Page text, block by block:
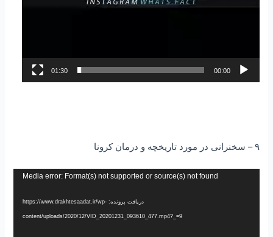
00:00
01:30
۹ – سخنرانی در مورد تاریخچه و درمان کرونا
Media error: Format(s) not supported or source(s) not found
دریافت پرونده: https://www.drakhtesaadat.ir/wp-
content/uploads/2020/12/VID_20201231_093610_477.mp4?_=9